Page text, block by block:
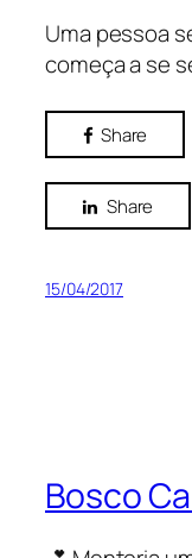
Uma pessoa
começa a se
Share
Share
15/04/2017
Bosco